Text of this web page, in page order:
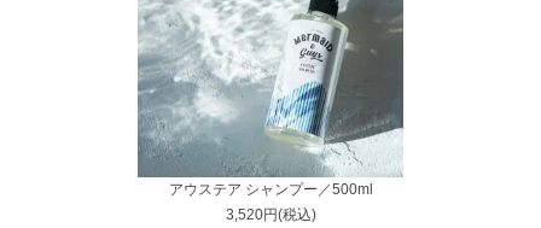
アウステア シャンプー／500ml
3,520円(税込)